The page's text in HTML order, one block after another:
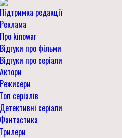
Підтримка редакції
Реклама
Про kinowar
Відгуки про фільми
Відгуки про серіали
Актори
Режисери
Топ серіалів
Детективні серіали
Фантастика
Трилери